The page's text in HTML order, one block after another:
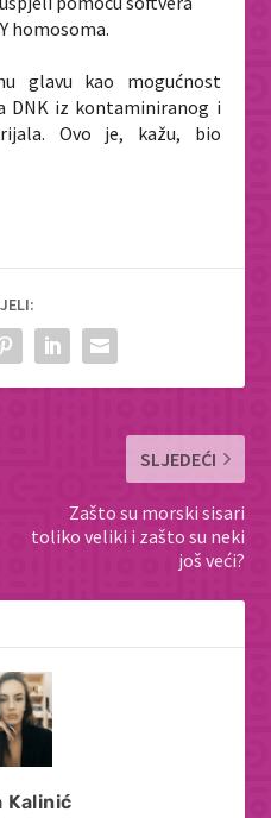
homosoma.
glavu kao mogućnost
DNK iz kontaminiranog i
Ovo je, kažu, bio
SLJEDEĆI
Zašto su morski sisari
toliko veliki i zašto su neki
još veći?
Kalinić